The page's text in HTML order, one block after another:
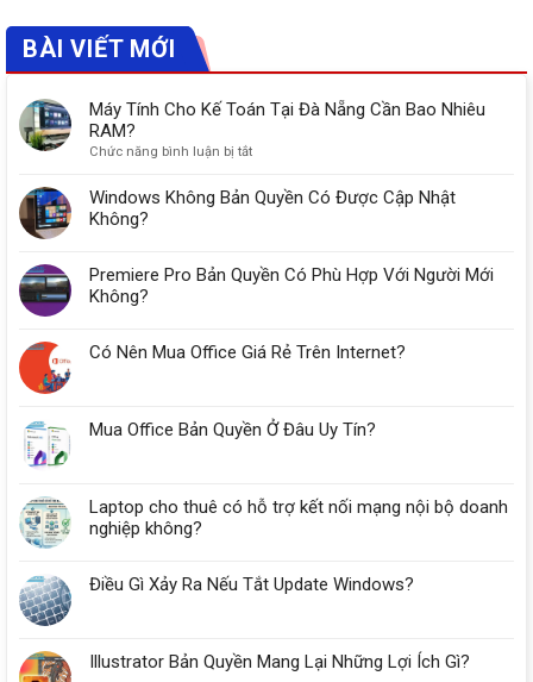
BÀI VIẾT MỚI
Máy Tính Cho Kế Toán Tại Đà Nẵng Cần Bao Nhiêu
RAM?
Chức năng bình luận bị tắtở
Tính
Cho
Tại
Bao
Windows Không Bản Quyền Có Được Cập Nhật
Không?
Premiere Pro Bản Quyền Có Phù Hợp Với Người Mới
Không?
Có Nên Mua Office Giá Rẻ Trên Internet?
Mua Office Bản Quyền Ở Đâu Uy Tín?
Laptop cho thuê có hỗ trợ kết nối mạng nội bộ doanh
nghiệp không?
Điều Gì Xảy Ra Nếu Tắt Update Windows?
Illustrator Bản Quyền Mang Lại Những Lợi Ích Gì?